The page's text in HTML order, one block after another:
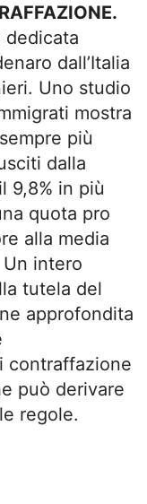
dedicata
dall’Italia
Uno studio
mostra
più
dalla
9,8% in più
quota pro
alla media
intero
tutela del
approfondita
contraffazione
può derivare
regole.